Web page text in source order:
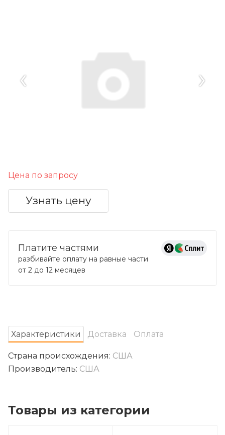
‹ ›
Цена по запросу
Узнать цену
Платите частями
разбивайте оплату на равные части
от 2 до 12 месяцев
Характеристики Доставка Оплата
Страна происхождения: США
Производитель: США
Товары из категории